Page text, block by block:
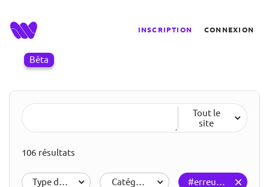
Bêta
INSCRIPTION CONNEXION
Tout le
site
106 résultats
Type de résultats Catégories #erreursaeviter